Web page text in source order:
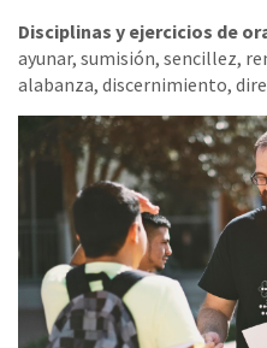
Disciplinas y ejercicios de
ayunar, sumisión, sencillez,
alabanza, discernimiento,